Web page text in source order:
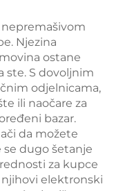
Njezina
ostane
ste. S dovoljnim
odjelnicama,
ili naočare za
bazar.
da možete
dugo šetanje
za kupce
elektronski